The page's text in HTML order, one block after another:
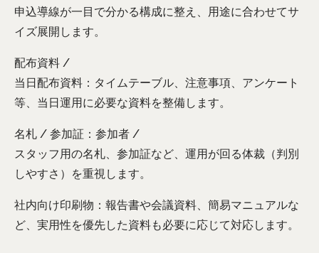
申込導線が一目で分かる構成に整え、用途に合わせてサ
イズ展開します。
配布資料 /
当日配布資料：タイムテーブル、注意事項、アンケート
等、当日運用に必要な資料を整備します。
名札 / 参加証：参加者 /
スタッフ用の名札、参加証など、運用が回る体裁（判別
しやすさ）を重視します。
社内向け印刷物：報告書や会議資料、簡易マニュアルな
ど、実用性を優先した資料も必要に応じて対応します。